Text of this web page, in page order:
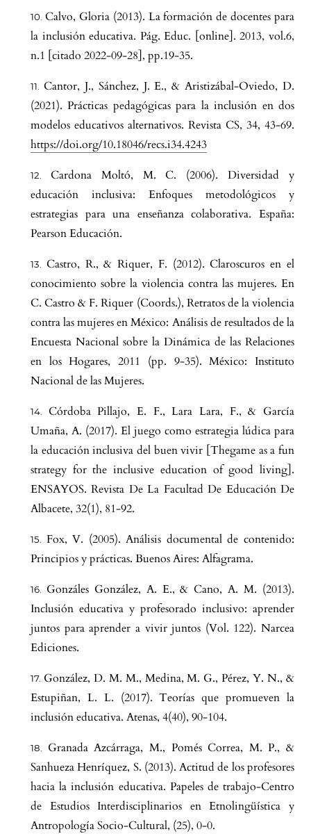
Calvo, Gloria (2013). La formación de docentes para
la inclusión educativa. Pág. Educ. [online]. 2013, vol.6,
n.1 [citado 2022-09-28], pp.19-35.
Cantor, J., Sánchez, J. E., & Aristizábal-Oviedo, D.
(2021). Prácticas pedagógicas para la inclusión en dos
modelos educativos alternativos. Revista CS, 34, 43-69.
https://doi.org/10.18046/recs.i34.4243
Cardona Moltó, M. C. (2006). Diversidad y
educación inclusiva: Enfoques metodológicos y
estrategias para una enseñanza colaborativa. España:
Pearson Educación.
Castro, R., & Riquer, F. (2012). Claroscuros en el
conocimiento sobre la violencia contra las mujeres. En
C. Castro & F. Riquer (Coords.), Retratos de la violencia
contra las mujeres en México: Análisis de resultados de la
Encuesta Nacional sobre la Dinámica de las Relaciones
en los Hogares, 2011 (pp. 9-35). México: Instituto
Nacional de las Mujeres.
Córdoba Pillajo, E. F., Lara Lara, F., & García
Umaña, A. (2017). El juego como estrategia lúdica para
la educación inclusiva del buen vivir [Thegame as a fun
strategy for the inclusive education of good living].
ENSAYOS. Revista De La Facultad De Educación De
Albacete, 32(1), 81-92.
Fox, V. (2005). Análisis documental de contenido:
Principios y prácticas. Buenos Aires: Alfagrama.
Gonzáles González, A. E., & Cano, A. M. (2013).
Inclusión educativa y profesorado inclusivo: aprender
juntos para aprender a vivir juntos (Vol. 122). Narcea
Ediciones.
González, D. M. M., Medina, M. G., Pérez, Y. N., &
Estupiñan, L. L. (2017). Teorías que promueven la
inclusión educativa. Atenas, 4(40), 90-104.
Granada Azcárraga, M., Pomés Correa, M. P., &
Sanhueza Henríquez, S. (2013). Actitud de los profesores
hacia la inclusión educativa. Papeles de trabajo-Centro
de Estudios Interdisciplinarios en Etnolingüística y
Antropología Socio-Cultural, (25), 0-0.